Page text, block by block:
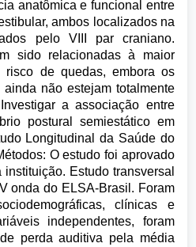
anatômica e funcional entre
ambos localizados na
pelo VIII par craniano.
sido relacionadas à maior
risco de quedas, embora os
não estejam totalmente
a associação entre
postural semiestático em
Longitudinal da Saúde do
O estudo foi aprovado
Estudo transversal
onda do ELSA-Brasil. Foram
clínicas e
independentes, foram
perda auditiva pela média